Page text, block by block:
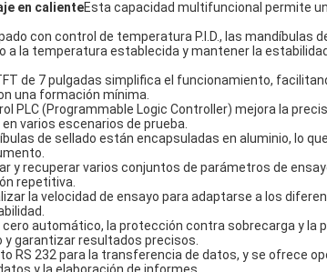
en calienteEsta capacidad multifuncional permite
con control de temperatura P.I.D., las mandíbulas
a la temperatura establecida y mantener la
de 7 pulgadas simplifica el funcionamiento,
una formación mínima.
PLC (Programmable Logic Controller) mejora la
varios escenarios de prueba.
de sellado están encapsuladas en aluminio, lo
y recuperar varios conjuntos de parámetros de
repetitiva.
la velocidad de ensayo para adaptarse a los
cero automático, la protección contra sobrecarga y la
garantizar resultados precisos.
RS 232 para la transferencia de datos, y se ofrece